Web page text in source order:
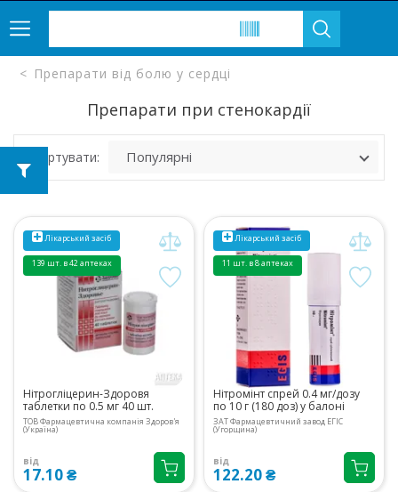
Препарати від болю у сердці
Препарати при стенокардії
Сортувати:
Лікарський засіб
139 шт. в 42 аптеках
Нітрогліцерин-Здоровя
таблетки по 0.5 мг 40 шт.
ТОВ Фармацевтична компанія Здоров'я
(Україна)
від
17.10 ₴
Лікарський засіб
11 шт. в 8 аптеках
Нітромінт спрей 0.4 мг/дозу
по 10 г (180 доз) у балоні
ЗАТ Фармацевтичний завод ЕГІС
(Угорщина)
від
122.20 ₴